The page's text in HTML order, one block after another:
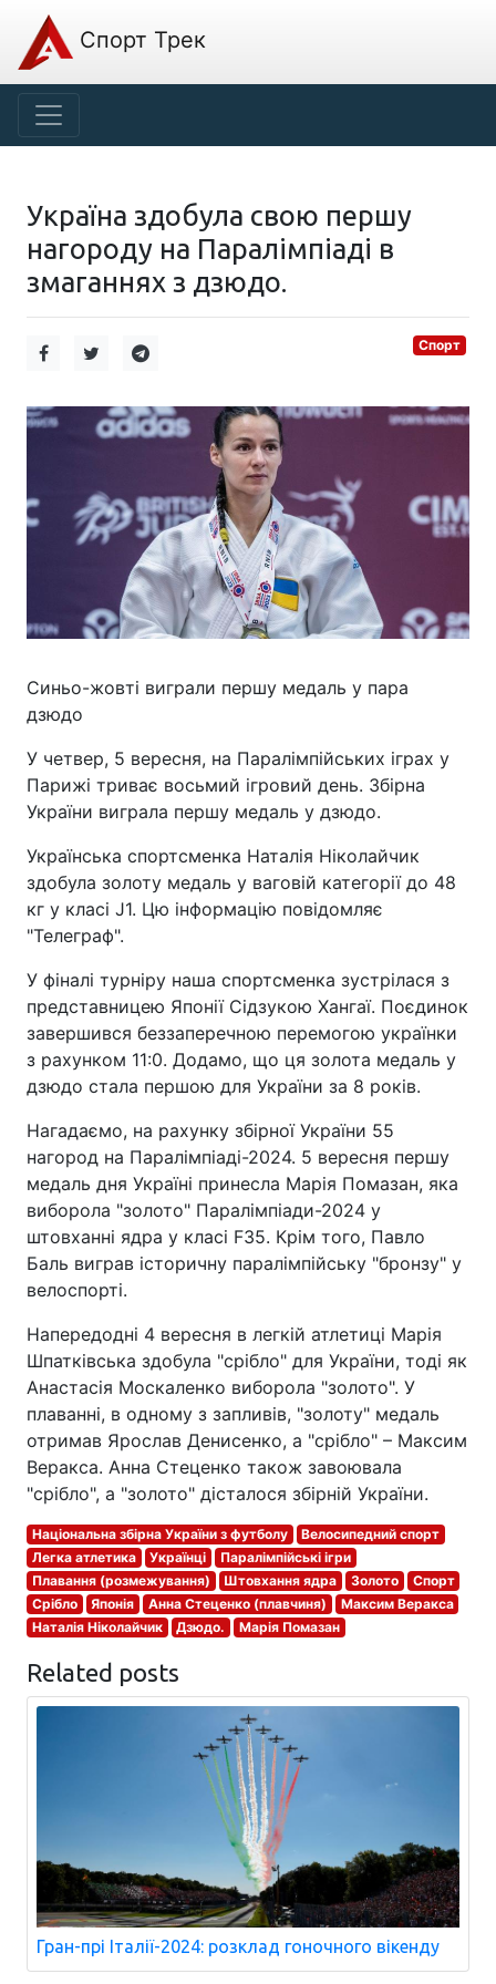
Спорт Трек
Україна здобула свою першу
нагороду на Паралімпіаді в
змаганнях з дзюдо.
Спорт
Синьо-жовті виграли першу медаль у пара
дзюдо
У четвер, 5 вересня, на Паралімпійських іграх у
Парижі триває восьмий ігровий день. Збірна
України виграла першу медаль у дзюдо.
Українська спортсменка Наталія Ніколайчик
здобула золоту медаль у ваговій категорії до 48
кг у класі J1. Цю інформацію повідомляє
"Телеграф".
У фіналі турніру наша спортсменка зустрілася з
представницею Японії Сідзукою Хангаї. Поєдинок
завершився беззаперечною перемогою українки
з рахунком 11:0. Додамо, що ця золота медаль у
дзюдо стала першою для України за 8 років.
Нагадаємо, на рахунку збірної України 55
нагород на Паралімпіаді-2024. 5 вересня першу
медаль дня Україні принесла Марія Помазан, яка
виборола "золото" Паралімпіади-2024 у
штовханні ядра у класі F35. Крім того, Павло
Баль виграв історичну паралімпійську "бронзу" у
велоспорті.
Напередодні 4 вересня в легкій атлетиці Марія
Шпатківська здобула "срібло" для України, тоді як
Анастасія Москаленко виборола "золото". У
плаванні, в одному з запливів, "золоту" медаль
отримав Ярослав Денисенко, а "срібло" – Максим
Веракса. Анна Стеценко також завоювала
"срібло", а "золото" дісталося збірній України.
Національна збірна України з футболу
Велосипедний спорт
Легка атлетика
Українці
Паралімпійські ігри
Плавання (розмежування)
Штовхання ядра Золото
Спорт
Срібло
Японія Анна Стеценко (плавчиня)
Максим Веракса
Наталія Ніколайчик
Дзюдо. Марія Помазан
Related posts
Гран-прі Італії-2024: розклад гоночного вікенду